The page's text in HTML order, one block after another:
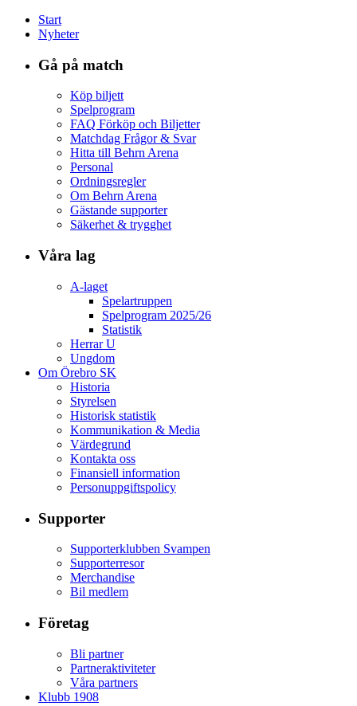
Start
Nyheter
Gå på match
Köp biljett
Spelprogram
FAQ Förköp och Biljetter
Matchdag Frågor & Svar
Hitta till Behrn Arena
Personal
Ordningsregler
Om Behrn Arena
Gästande supporter
Säkerhet & trygghet
Våra lag
A-laget
Spelartruppen
Spelprogram 2025/26
Statistik
Herrar U
Ungdom
Om Örebro SK
Historia
Styrelsen
Historisk statistik
Kommunikation & Media
Värdegrund
Kontakta oss
Finansiell information
Personuppgiftspolicy
Supporter
Supporterklubben Svampen
Supporterresor
Merchandise
Bil medlem
Företag
Bli partner
Partneraktiviteter
Våra partners
Klubb 1908